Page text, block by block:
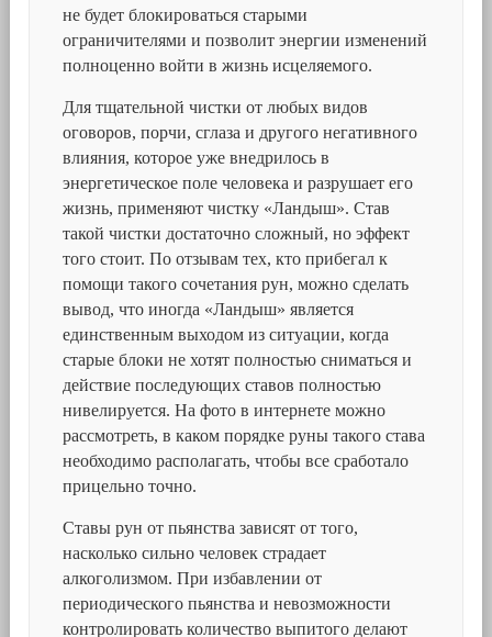
не будет блокироваться старыми
ограничителями и позволит энергии изменений
полноценно войти в жизнь исцеляемого.
Для тщательной чистки от любых видов
оговоров, порчи, сглаза и другого негативного
влияния, которое уже внедрилось в
энергетическое поле человека и разрушает его
жизнь, применяют чистку «Ландыш». Став
такой чистки достаточно сложный, но эффект
того стоит. По отзывам тех, кто прибегал к
помощи такого сочетания рун, можно сделать
вывод, что иногда «Ландыш» является
единственным выходом из ситуации, когда
старые блоки не хотят полностью сниматься и
действие последующих ставов полностью
нивелируется. На фото в интернете можно
рассмотреть, в каком порядке руны такого става
необходимо располагать, чтобы все сработало
прицельно точно.
Ставы рун от пьянства зависят от того,
насколько сильно человек страдает
алкоголизмом. При избавлении от
периодического пьянства и невозможности
контролировать количество выпитого делают